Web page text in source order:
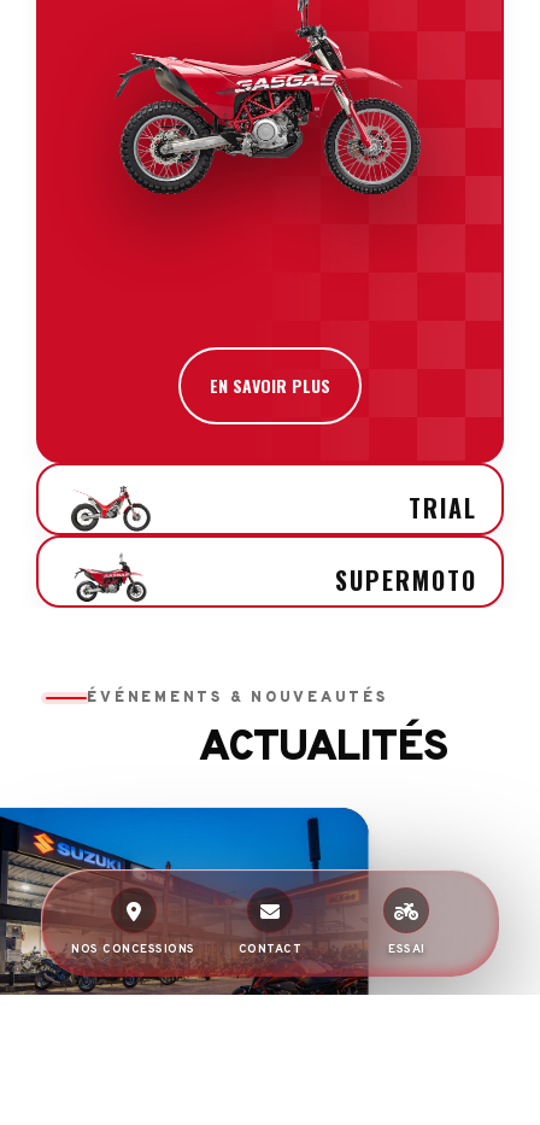
EN SAVOIR PLUS
TRIAL
SUPERMOTO
ÉVÉNEMENTS & NOUVEAUTÉS
ACTUALITÉS
NOS CONCESSIONS CONTACT ESSAI